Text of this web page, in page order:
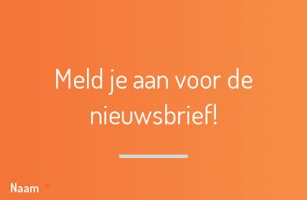
Meld je aan voor de
nieuwsbrief!
Naam *